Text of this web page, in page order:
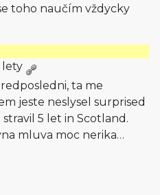
toho naučím vždycky
lety
ta me
jeste neslysel surprised
5 let in Scotland.
mluva moc nerika…